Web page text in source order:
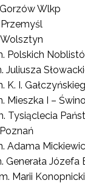
Wlkp
Polskich
Juliusza
K. I.
Mieszka I –
Tysiąclecia
Adama
Generała
Marii